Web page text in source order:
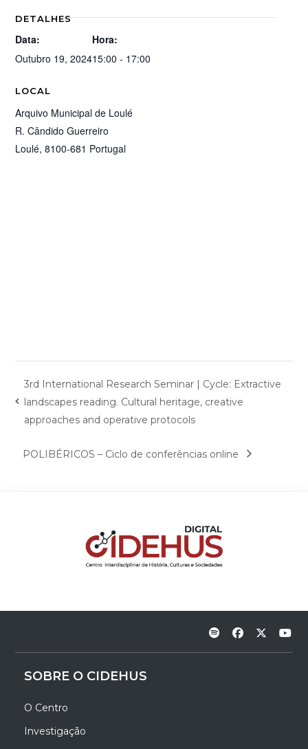
DETALHES
Data:
Outubro 19, 2024
Hora:
15:00 - 17:00
LOCAL
Arquivo Municipal de Loulé
R. Cândido Guerreiro
Loulé, 8100-681 Portugal
3rd International Research Seminar | Cycle: Extractive
landscapes reading. Cultural heritage, creative
approaches and operative protocols
POLIBÉRICOS – Ciclo de conferências online
SOBRE O CIDEHUS
O Centro
Investigação